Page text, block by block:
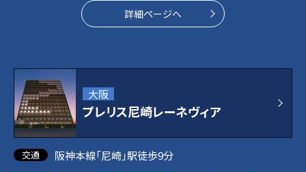
詳細ページへ
大阪
プレリス尼崎レーネヴィア
阪神本線「尼崎」駅徒歩9分